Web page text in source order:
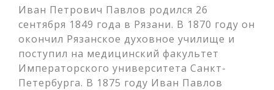
Иван Петрович Павлов родился 26
сентября 1849 года в Рязани. В 1870 году он
окончил Рязанское духовное училище и
поступил на медицинский факультет
Императорского университета Санкт-
Петербурга. В 1875 году Иван Павлов